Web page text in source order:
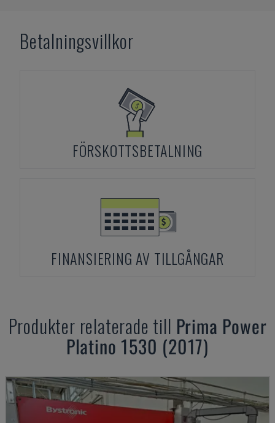
Betalningsvillkor
FÖRSKOTTSBETALNING
FINANSIERING AV TILLGÅNGAR
Produkter relaterade till Prima Power
Platino 1530 (2017)